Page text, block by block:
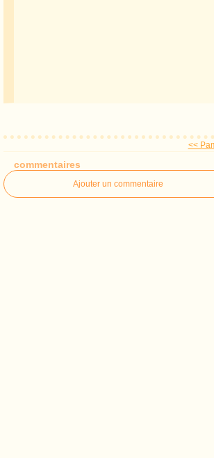
<<
commentaires
Ajouter un commentaire